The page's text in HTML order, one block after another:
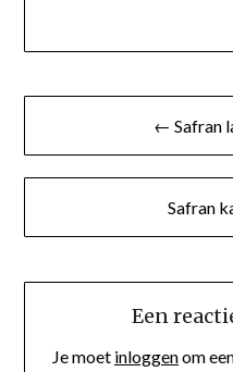
Berichtnavigatie
← Safran
Safran
Een
Je moet inloggenom